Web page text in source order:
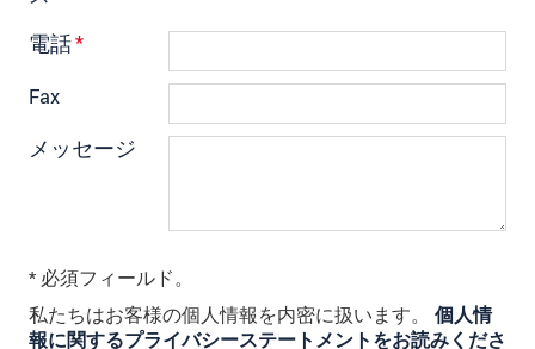
電話*
Fax
メッセージ
* 必須フィールド。
私たちはお客様の個人情報を内密に扱います。 個人情
報に関するプライバシーステートメントをお読みくださ